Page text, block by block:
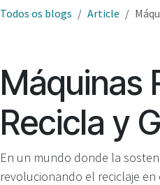
Todos os blogs Article
Máquinas
Recicla y
En un mundo donde la
revolucionando el reciclaje